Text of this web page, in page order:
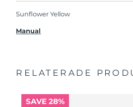
utan extra kostnad om du får
Sunflower Yellow
Manual
RELATERADE
SAVE 28%